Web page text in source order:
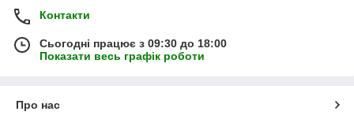
Контакти
Сьогодні працює з 09:30 до 18:00
Показати весь графік роботи
Про нас